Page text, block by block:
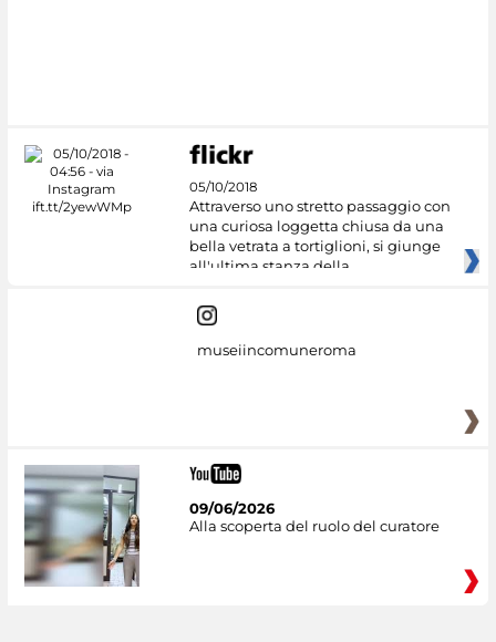
05/10/2018
Attraverso uno stretto passaggio con
una curiosa loggetta chiusa da una
bella vetrata a tortiglioni, si giunge
all'ultima stanza della
museiincomuneroma
09/06/2026
Alla scoperta del ruolo del curatore